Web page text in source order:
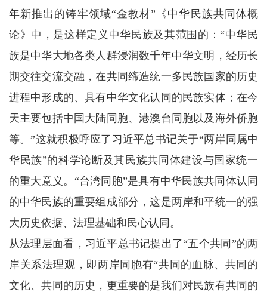
年新推出的铸牢领域“金教材”《中华民族共同体概
论》中，是这样定义中华民族及其范围的：“中华民
族是中华大地各类人群浸润数千年中华文明，经历长
期交往交流交融，在共同缔造统一多民族国家的历史
进程中形成的、具有中华文化认同的民族实体；在今
天主要包括中国大陆同胞、港澳台同胞以及海外侨胞
等。”这就积极呼应了习近平总书记关于“两岸同属中
华民族”的科学论断及其民族共同体建设与国家统一
的重大意义。“台湾同胞”是具有中华民族共同体认同
的中华民族的重要组成部分，这是两岸和平统一的强
大历史依据、法理基础和民心认同。
从法理层面看，习近平总书记提出了“五个共同”的两
岸关系法理观，即两岸同胞有“共同的血脉、共同的
文化、共同的历史，更重要的是我们对民族有共同的